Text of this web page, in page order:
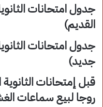
القديم)
جديد)
قبل إمتحانات
روجا لبيع سماعات